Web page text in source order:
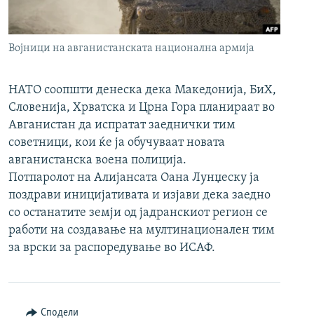
РСЕ веб страници
Војници на авганистанската национална армија
НАТО соопшти денеска дека Македонија, БиХ,
Словенија, Хрватска и Црна Гора планираат во
Авганистан да испратат заеднички тим
советници, кои ќе ја обучуваат новата
авганистанска воена полиција.
Потпаролот на Алијансата Оана Лунџеску ја
поздрави иницијативата и изјави дека заедно
со останатите земји од јадранскиот регион се
работи на создавање на мултинационален тим
за врски за распоредување во ИСАФ.
Сподели